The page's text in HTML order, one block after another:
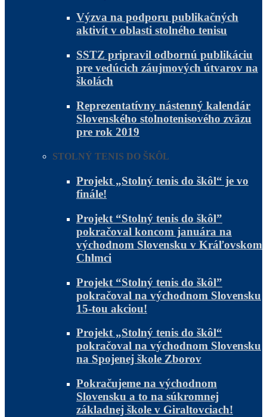
Výzva na podporu publikačných
aktivít v oblasti stolného tenisu
SSTZ pripravil odbornú publikáciu
pre vedúcich záujmových útvarov na
školách
Reprezentatívny nástenný kalendár
Slovenského stolnotenisového zväzu
pre rok 2019
STOLNÝ TENIS DO ŠKÔL
Projekt „Stolný tenis do škôl“ je vo
finále!
Projekt “Stolný tenis do škôl”
pokračoval koncom januára na
východnom Slovensku v Kráľovskom
Chlmci
Projekt “Stolný tenis do škôl”
pokračoval na východnom Slovensku
15-tou akciou!
Projekt „Stolný tenis do škôl“
pokračoval na východnom Slovensku
na Spojenej škole Zborov
Pokračujeme na východnom
Slovensku a to na súkromnej
základnej škole v Giraltovciach!